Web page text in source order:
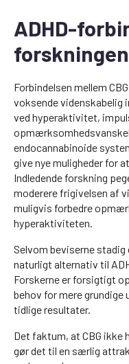
ADHD-
Forbindelsen mellem
voksende videnskabelig
ved hyperaktivitet,
endocannabinoide
give nye muligheder for
Indledende forskning
moderere frigivelsen af
muligvis forbedre
hyperaktiviteten.
Selvom beviserne stadig
naturligt alternativ til
Forskerne er forsigtigt
behov for mere grundige
tidlige resultater.
Det faktum, at CBG ikke
gør det til en særlig